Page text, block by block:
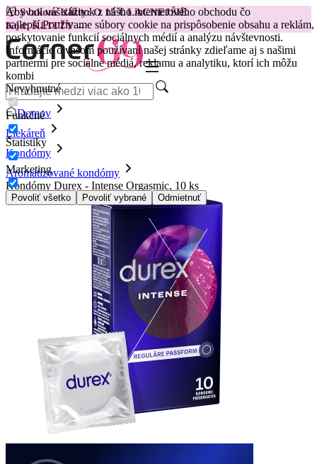
Aby bol váš zážitok z nášho internetového obchodu čo
najlepší.Používame súbory cookie na prispôsobenie obsahu a reklám,
poskytovanie funkcií sociálnych médií a analýzu návštevnosti.
Informácie o vašom používaní našej stránky zdieľame aj s našimi
partnermi pre sociálne médiá, reklamu a analytiku, ktorí ich môžu
kombi
Nevyhnutné
Funkčné
Štatistiky
Marketing
Povoliť všetko Povoliť vybrané Odmietnuť
😽Svakom Klitty: O 15 € LACNEJŠIE
Kód: KLITTY →
Domov
Liekáreň
Kondómy
Aromatizované kondómy
Kondómy Durex - Intense Orgasmic, 10 ks